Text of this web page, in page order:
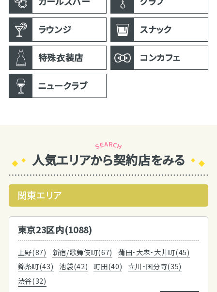
ラウンジ スナック
特殊衣装店 コンカフェ
ニュークラブ
人気エリアから契約店をみる
関東エリア
東京23区内(1088)
上野(87) 新宿/歌舞伎町(67)
蒲田・大森・大井町(45)
錦糸町(43)
池袋(42) 町田(40)
立川・国分寺(35)
渋谷(32)